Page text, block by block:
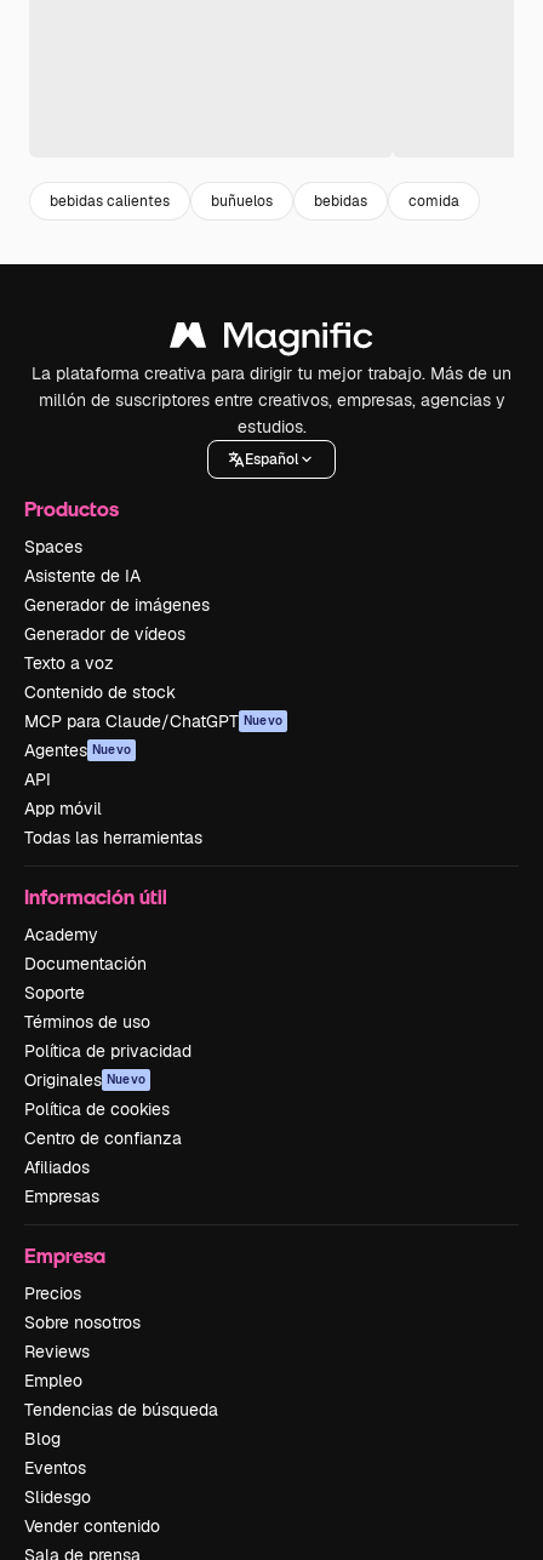
bebidas calientes buñuelos bebidas comida
La plataforma creativa para dirigir tu mejor trabajo. Más de un
millón de suscriptores entre creativos, empresas, agencias y
estudios.
Español
Productos
Spaces
Asistente de IA
Generador de imágenes
Generador de vídeos
Texto a voz
Contenido de stock
MCP para Claude/ChatGPT Nuevo
Agentes Nuevo
API
App móvil
Todas las herramientas
Información útil
Academy
Documentación
Soporte
Términos de uso
Política de privacidad
Originales Nuevo
Política de cookies
Centro de confianza
Afiliados
Empresas
Empresa
Precios
Sobre nosotros
Reviews
Empleo
Tendencias de búsqueda
Blog
Eventos
Slidesgo
Vender contenido
Sala de prensa